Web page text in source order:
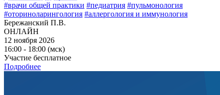
#врачи общей практики #педиатрия #пульмонология
#оториноларингология #аллергология и иммунология
Бережанский П.В.
ОНЛАЙН
12 ноября 2026
16:00 - 18:00 (мск)
Участие бесплатное
Подробнее